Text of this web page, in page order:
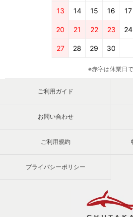
13 14 15 16 17
20 21 22 23 24
27 28 29 30
※赤字は休業日
ご利用ガイド
お問い合わせ
ご利用規約
プライバシーポリシー